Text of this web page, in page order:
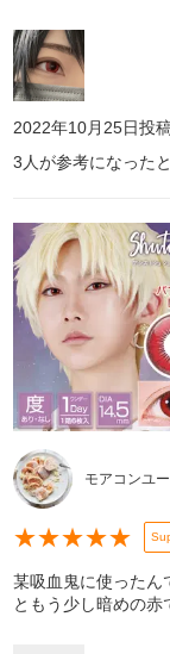
2022年10月25日投
3 人が参考になった
モアコンユ
★★★★★
某吸血鬼に使ったん
ともう少し暗めの赤